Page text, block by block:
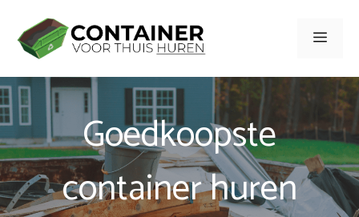
naar
inhoud
Menu
Goedkoopste
container huren